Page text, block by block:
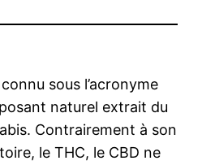
sous l’acronyme
naturel extrait du
Contrairement à son
le THC, le CBD ne